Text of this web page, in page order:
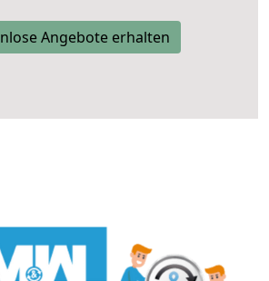
Angebote erhalten